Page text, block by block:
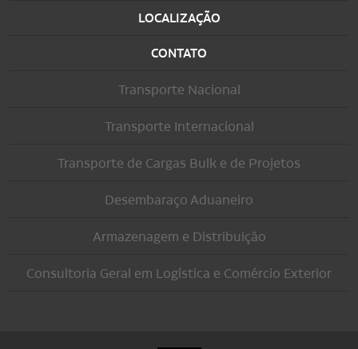
LOCALIZAÇÃO
CONTATO
Transporte Nacional
Transporte Internacional
Transporte de Cargas Bulk e de Projetos
Desembaraço Aduaneiro
Armazenagem e Distribuição
Consultoria Geral em Logística e Comércio Exterior